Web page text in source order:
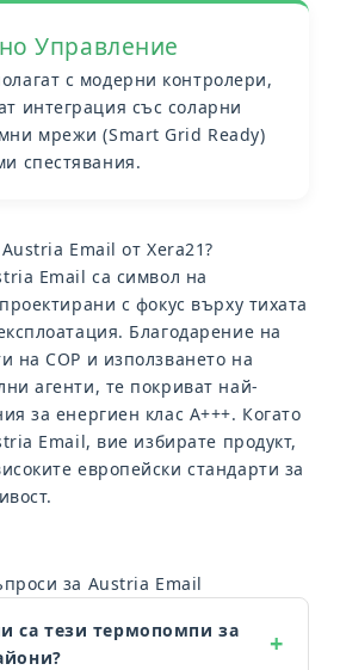
Управление
с модерни контролери,
интеграция със соларни
мрежи (Smart Grid Ready)
спестявания.
Email от Xera21?
Email са символ на
с фокус върху тихата
Благодарение на
на COP и използването на
агенти, те покриват най-
за енергиен клас A+++. Когато
Email, вие избирате продукт,
европейски стандарти за
за Austria Email
са тези термопомпи за